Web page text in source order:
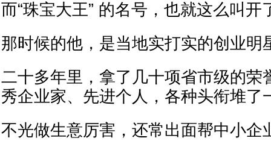
而“珠宝大王” 的名号，也就这么叫开
那时候的他，是当地实打实的创业明
二十多年里，拿了几十项省市级的荣
秀企业家、先进个人，各种头衔堆了
不光做生意厉害，还常出面帮中小企